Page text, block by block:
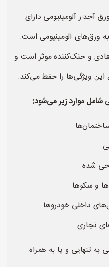
آجدار آلومینیومی دارای
ورق‌های آلومینیومی است.
هادی و خنک‌کننده موثر است و
این ویژگی‌ها را حفظ می‌کند.
شامل موارد زیر می‌شود:
شده
و سکوها
داخلی خودروها
تجاری
به تنهایی و یا به همراه